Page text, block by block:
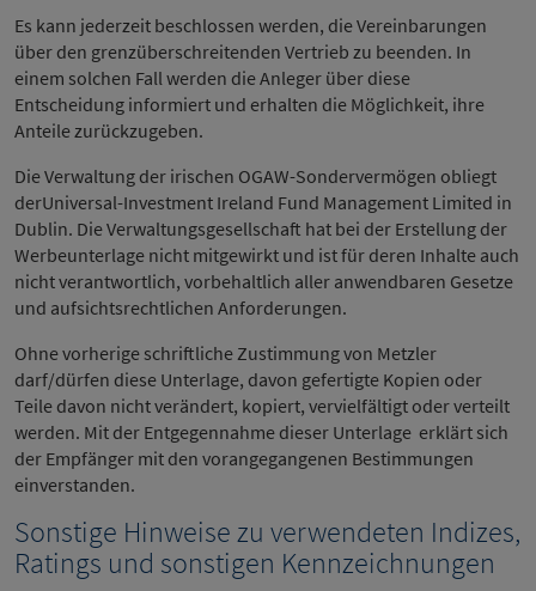
Es kann jederzeit beschlossen werden, die Vereinbarungen
über den grenzüberschreitenden Vertrieb zu beenden. In
einem solchen Fall werden die Anleger über diese
Entscheidung informiert und erhalten die Möglichkeit, ihre
Anteile zurückzugeben.
Die Verwaltung der irischen OGAW-Sondervermögen obliegt
derUniversal-Investment Ireland Fund Management Limited in
Dublin. Die Verwaltungsgesellschaft hat bei der Erstellung der
Werbeunterlage nicht mitgewirkt und ist für deren Inhalte auch
nicht verantwortlich, vorbehaltlich aller anwendbaren Gesetze
und aufsichtsrechtlichen Anforderungen.
Ohne vorherige schriftliche Zustimmung von Metzler
darf/dürfen diese Unterlage, davon gefertigte Kopien oder
Teile davon nicht verändert, kopiert, vervielfältigt oder verteilt
werden. Mit der Entgegennahme dieser Unterlage erklärt sich
der Empfänger mit den vorangegangenen Bestimmungen
einverstanden.
Sonstige Hinweise zu verwendeten Indizes,
Ratings und sonstigen Kennzeichnungen